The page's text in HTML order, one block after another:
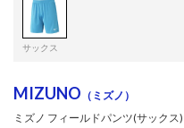
サックス
MIZUNO （ミズノ）
ミズノ フィールドパンツ(サックス)